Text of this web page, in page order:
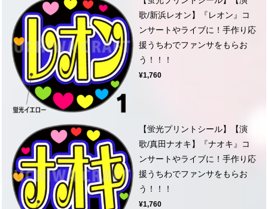
歌/新浜レオン】『レオン』コ
ンサートやライブに！手作り応
援うちわでファンサをもらお
う！！！
¥1,760
【蛍光プリントシール】【演
歌/真田ナオキ】『ナオキ』コ
ンサートやライブに！手作り応
援うちわでファンサをもらお
う！！！
¥1,760